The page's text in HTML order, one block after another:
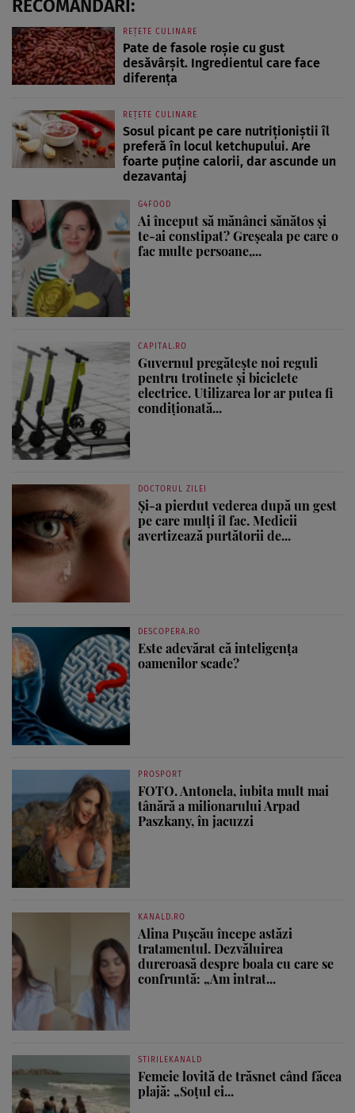
RECOMANDĂRI:
REȚETE CULINARE
Pate de fasole roșie cu gust
desăvârșit. Ingredientul care face
diferența
REȚETE CULINARE
Sosul picant pe care nutriționiștii îl
preferă în locul ketchupului. Are
foarte puține calorii, dar ascunde un
dezavantaj
G4FOOD
Ai început să mănânci sănătos și
te-ai constipat? Greșeala pe care o
fac multe persoane,...
CAPITAL.RO
Guvernul pregătește noi reguli
pentru trotinete și biciclete
electrice. Utilizarea lor ar putea fi
condiționată...
DOCTORUL ZILEI
Și-a pierdut vederea după un gest
pe care mulți îl fac. Medicii
avertizează purtătorii de...
DESCOPERA.RO
Este adevărat că inteligența
oamenilor scade?
PROSPORT
FOTO. Antonela, iubita mult mai
tânără a milionarului Arpad
Paszkany, în jacuzzi
KANALD.RO
Alina Pușcău începe astăzi
tratamentul. Dezvăluirea
dureroasă despre boala cu care se
confruntă: „Am intrat...
STIRILEKANALD
Femeie lovită de trăsnet când făcea
plajă: „Soțul ei...